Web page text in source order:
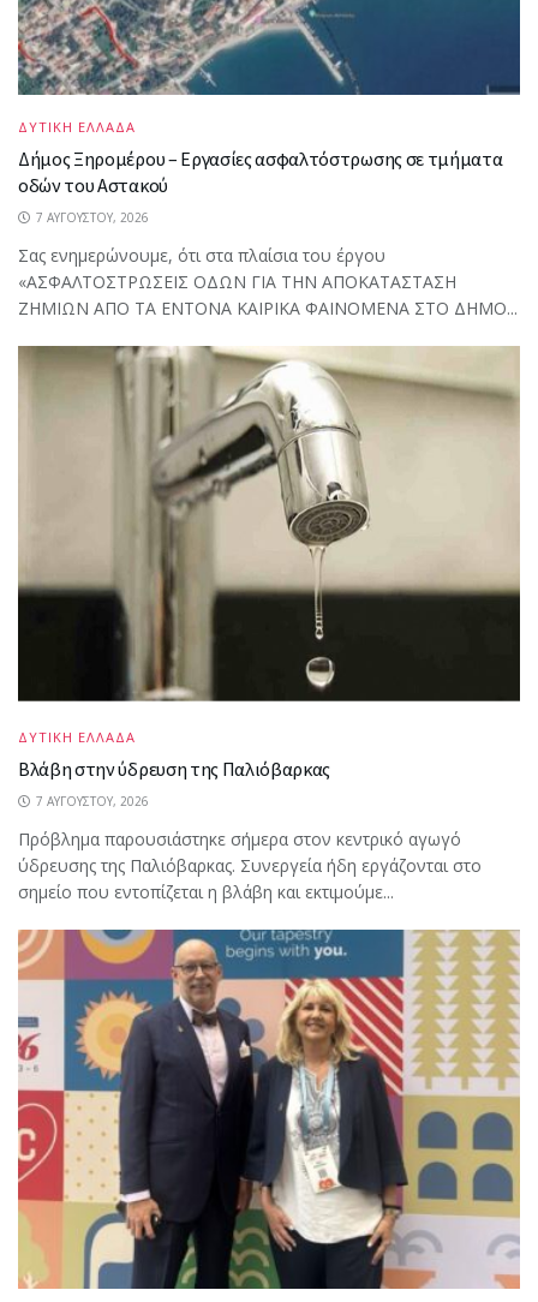
ΔΥΤΙΚΗ ΕΛΛΑΔΑ
Δήμος Ξηρομέρου – Εργασίες ασφαλτόστρωσης σε τμήματα
οδών του Αστακού
7 ΑΥΓΟΎΣΤΟΥ, 2026
Σας ενημερώνουμε, ότι στα πλαίσια του έργου
«ΑΣΦΑΛΤΟΣΤΡΩΣΕΙΣ ΟΔΩΝ ΓΙΑ ΤΗΝ ΑΠΟΚΑΤΑΣΤΑΣΗ
ΖΗΜΙΩΝ ΑΠΟ ΤΑ ΕΝΤΟΝΑ ΚΑΙΡΙΚΑ ΦΑΙΝΟΜΕΝΑ ΣΤΟ ΔΗΜΟ...
ΔΥΤΙΚΗ ΕΛΛΑΔΑ
Βλάβη στην ύδρευση της Παλιόβαρκας
7 ΑΥΓΟΎΣΤΟΥ, 2026
Πρόβλημα παρουσιάστηκε σήμερα στον κεντρικό αγωγό
ύδρευσης της Παλιόβαρκας. Συνεργεία ήδη εργάζονται στο
σημείο που εντοπίζεται η βλάβη και εκτιμούμε...